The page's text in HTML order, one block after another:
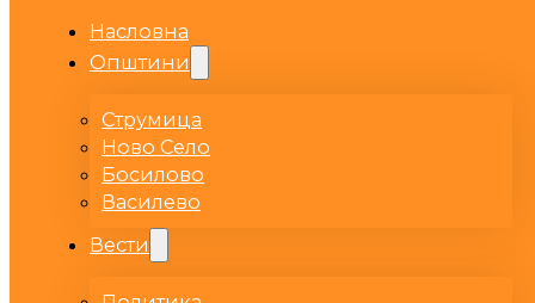
Насловна
Општини
Струмица
Ново Село
Босилово
Василево
Вести